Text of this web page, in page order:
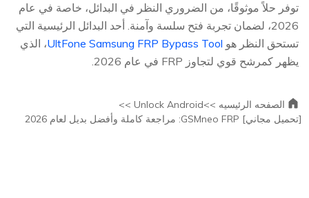
توفر حلاً موثوقًا، من الضروري النظر في البدائل، خاصة في عام
2026، لضمان تجربة فتح سلسة وآمنة. أحد البدائل الرئيسية التي
تستحق النظر هو UltFone Samsung FRP Bypass Tool، الذي
يظهر كمرشح قوي لتجاوز FRP في عام 2026.
الصفحه الرئيسيه >>Unlock Android >>
[تحميل مجاني] GSMneo FRP: مراجعة كاملة وأفضل بديل لعام 2026